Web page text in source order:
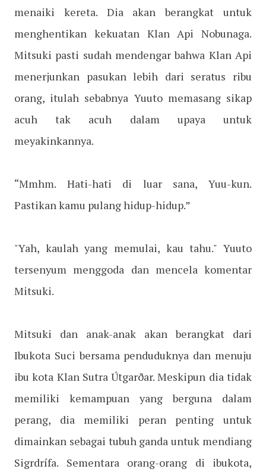
menaiki kereta. Dia akan berangkat untuk
menghentikan kekuatan Klan Api Nobunaga.
Mitsuki pasti sudah mendengar bahwa Klan Api
menerjunkan pasukan lebih dari seratus ribu
orang, itulah sebabnya Yuuto memasang sikap
acuh tak acuh dalam upaya untuk
meyakinkannya.
“Mmhm. Hati-hati di luar sana, Yuu-kun.
Pastikan kamu pulang hidup-hidup.”
"Yah, kaulah yang memulai, kau tahu." Yuuto
tersenyum menggoda dan mencela komentar
Mitsuki.
Mitsuki dan anak-anak akan berangkat dari
Ibukota Suci bersama penduduknya dan menuju
ibu kota Klan Sutra Útgarðar. Meskipun dia tidak
memiliki kemampuan yang berguna dalam
perang, dia memiliki peran penting untuk
dimainkan sebagai tubuh ganda untuk mendiang
Sigrdrífa. Sementara orang-orang di ibukota,